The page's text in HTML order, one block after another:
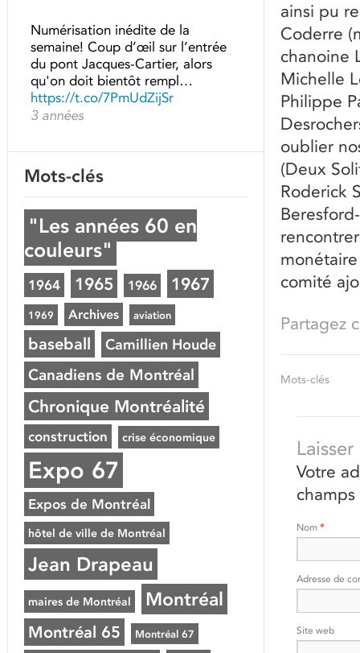
ainsi pu
Coderre
chanoine
Michelle
Philippe
oublier
(Deux
Roderick
comité
Partagez
Mots-clés
Votre
Nom *
Adresse de
Site web
Numérisation inédite de la
semaine! Coup d’œil sur l’entrée
du pont Jacques-Cartier, alors
qu'on doit bientôt rempl…
https://t.co/7PmUdZijSr
3 années
Mots-clés
"Les années 60 en
couleurs"
1964 1965 1966 1967
1969 Archives aviation
baseball Camillien Houde
Canadiens de Montréal
Chronique Montréalité
construction crise économique
Expo 67
Expos de Montréal
hôtel de ville de Montréal
Jean Drapeau
maires de Montréal Montréal
Montréal 65 Montréal 67